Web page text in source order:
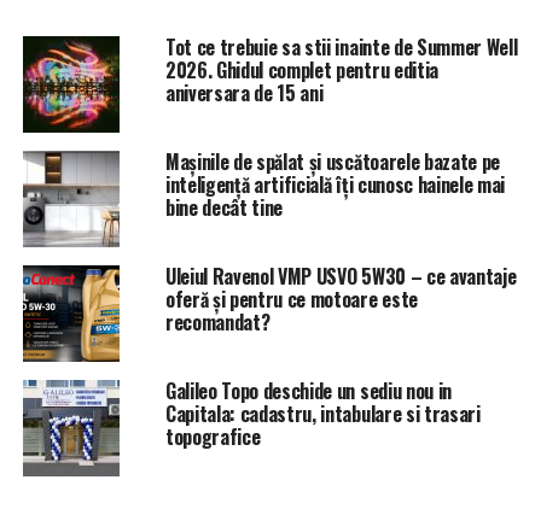
Tot ce trebuie sa stii inainte de Summer Well
2026. Ghidul complet pentru editia
aniversara de 15 ani
Mașinile de spălat și uscătoarele bazate pe
inteligență artificială îți cunosc hainele mai
bine decât tine
Uleiul Ravenol VMP USVO 5W30 – ce avantaje
oferă și pentru ce motoare este
recomandat?
Galileo Topo deschide un sediu nou in
Capitala: cadastru, intabulare si trasari
topografice